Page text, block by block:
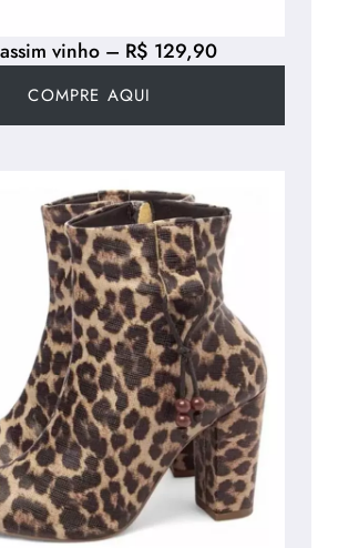
vinho – R$ 129,90
COMPRE AQUI